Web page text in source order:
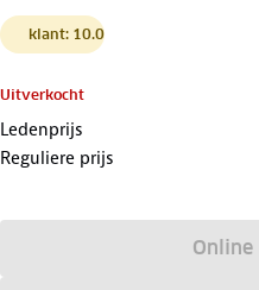
klant: 10.0
Uitverkocht
Ledenprijs
Reguliere prijs